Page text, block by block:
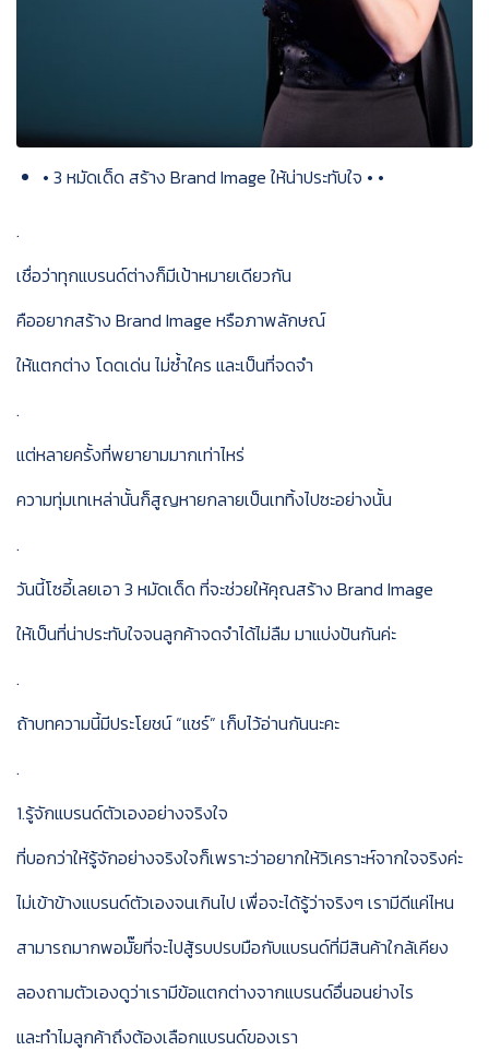
• 3 หมัดเด็ด สร้าง Brand Image ให้น่าประทับใจ • •
.
เชื่อว่าทุกแบรนด์ต่างก็มีเป้าหมายเดียวกัน
คืออยากสร้าง Brand Image หรือภาพลักษณ์
ให้แตกต่าง โดดเด่น ไม่ซ้ำใคร และเป็นที่จดจำ
.
แต่หลายครั้งที่พยายามมากเท่าไหร่
ความทุ่มเทเหล่านั้นก็สูญหายกลายเป็นเททิ้งไปซะอย่างนั้น
.
วันนี้โซอี้เลยเอา 3 หมัดเด็ด ที่จะช่วยให้คุณสร้าง Brand Image
ให้เป็นที่น่าประทับใจจนลูกค้าจดจำได้ไม่ลืม มาแบ่งปันกันค่ะ
.
ถ้าบทความนี้มีประโยชน์ “แชร์” เก็บไว้อ่านกันนะคะ
.
1.รู้จักแบรนด์ตัวเองอย่างจริงใจ
ที่บอกว่าให้รู้จักอย่างจริงใจก็เพราะว่าอยากให้วิเคราะห์จากใจจริงค่ะ
ไม่เข้าข้างแบรนด์ตัวเองจนเกินไป เพื่อจะได้รู้ว่าจริงๆ เรามีดีแค่ไหน
สามารถมากพอมั๊ยที่จะไปสู้รบปรบมือกับแบรนด์ที่มีสินค้าใกล้เคียง
ลองถามตัวเองดูว่าเรามีข้อแตกต่างจากแบรนด์อื่นอนย่างไร
และทำไมลูกค้าถึงต้องเลือกแบรนด์ของเรา